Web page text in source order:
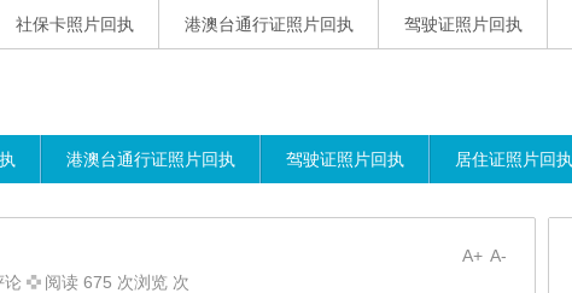
社保卡照片回执 港澳台通行证照片回执 驾驶证照片回执
港澳台通行证照片回执 驾驶证照片回执 居住证照片回执
A-
A+
论
阅读 675 次浏览 次